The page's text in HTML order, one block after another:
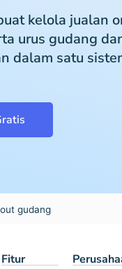
kelola jualan
urus gudang
dalam satu
gudang
Fitur